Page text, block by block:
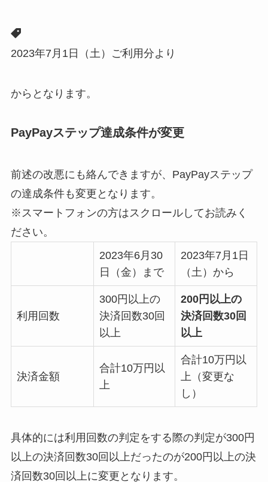
2023年7月1日（土）ご利用分より
からとなります。
PayPayステップ達成条件が変更
前述の改悪にも絡んできますが、PayPayステップ
の達成条件も変更となります。
※スマートフォンの方はスクロールしてお読みく
ださい。
2023年6月30
日（金）まで
2023年7月1日
（土）から
利用回数
300円以上の
決済回数30回
以上
200円以上の
決済回数30回
以上
決済金額
合計10万円以
上
合計10万円以
上（変更な
し）
具体的には利用回数の判定をする際の判定が300円
以上の決済回数30回以上だったのが200円以上の決
済回数30回以上に変更となります。